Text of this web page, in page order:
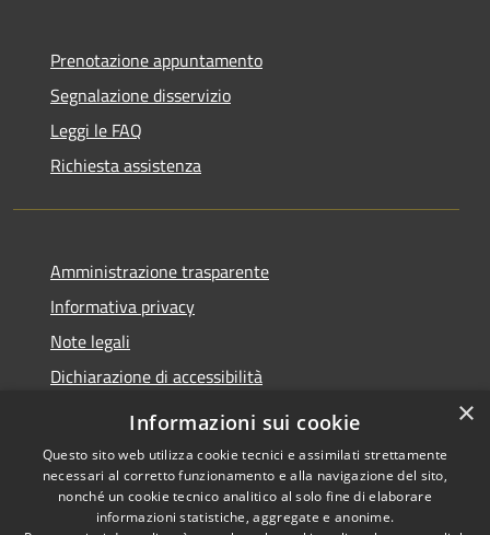
Prenotazione appuntamento
Segnalazione disservizio
Leggi le FAQ
Richiesta assistenza
Amministrazione trasparente
Informativa privacy
Note legali
Dichiarazione di accessibilità
RSS
Accessibilità
Copyright © 2026 • Comune di
Belpasso • Powered by
×
Informazioni sui cookie
Questo sito web utilizza cookie tecnici e assimilati strettamente
necessari al corretto funzionamento e alla navigazione del sito,
nonché un cookie tecnico analitico al solo fine di elaborare
informazioni statistiche, aggregate e anonime.